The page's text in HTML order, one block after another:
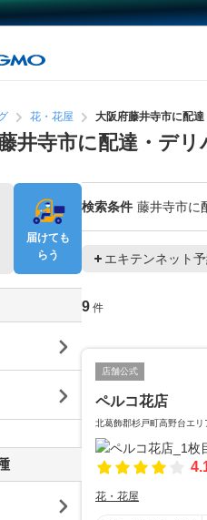
花・花屋 大阪府藤井寺市に配
藤井寺市に配達・デ
検索条件 藤井寺市に
エキテンネット
9 件
店舗公式
ペルコ花店
北葛飾郡杉戸町高野台エリ
花・花屋
届けても
らう